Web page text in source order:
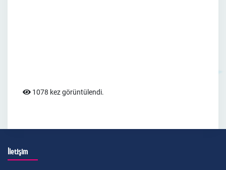
1078 kez görüntülendi.
İletişim